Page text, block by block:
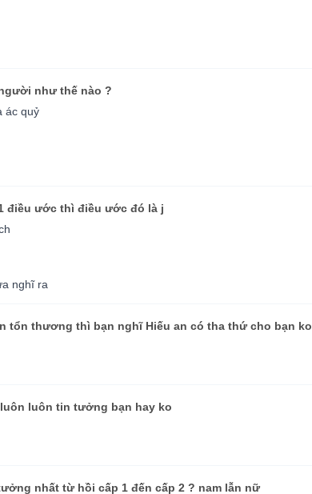
như thế nào ?
ác quỷ
điều ước thì điều ước đó là j
nghĩ ra
tổn thương thì bạn nghĩ Hiếu an có tha thứ cho bạn ko
luôn tin tưởng bạn hay ko
nhất từ hồi cấp 1 đến cấp 2 ? nam lẫn nữ